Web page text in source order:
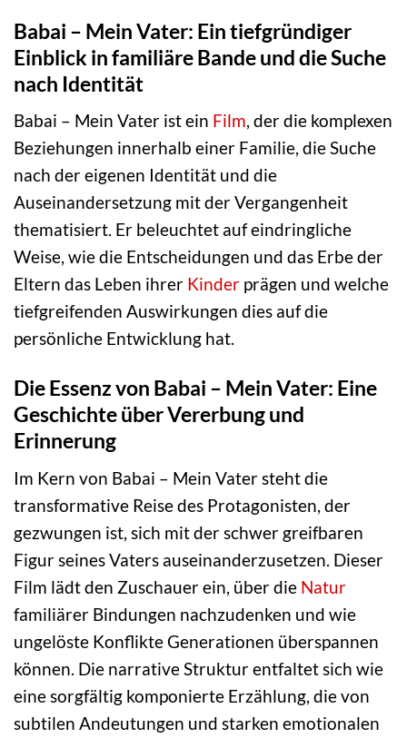
Babai – Mein Vater: Ein tiefgründiger
Einblick in familiäre Bande und die Suche
nach Identität
Babai – Mein Vater ist ein Film, der die komplexen
Beziehungen innerhalb einer Familie, die Suche
nach der eigenen Identität und die
Auseinandersetzung mit der Vergangenheit
thematisiert. Er beleuchtet auf eindringliche
Weise, wie die Entscheidungen und das Erbe der
Eltern das Leben ihrer Kinder prägen und welche
tiefgreifenden Auswirkungen dies auf die
persönliche Entwicklung hat.
Die Essenz von Babai – Mein Vater: Eine
Geschichte über Vererbung und
Erinnerung
Im Kern von Babai – Mein Vater steht die
transformative Reise des Protagonisten, der
gezwungen ist, sich mit der schwer greifbaren
Figur seines Vaters auseinanderzusetzen. Dieser
Film lädt den Zuschauer ein, über die Natur
familiärer Bindungen nachzudenken und wie
ungelöste Konflikte Generationen überspannen
können. Die narrative Struktur entfaltet sich wie
eine sorgfältig komponierte Erzählung, die von
subtilen Andeutungen und starken emotionalen